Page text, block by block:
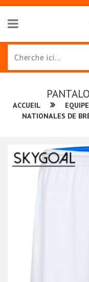
ACCUEIL
NATIONALES DE